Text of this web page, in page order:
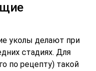
уколы делают при
стадиях. Для
по рецепту) такой